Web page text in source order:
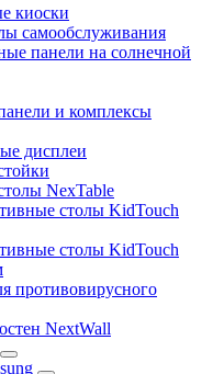
киоски
самообслуживания
панели на солнечной
и комплексы
дисплеи
NexTable
столы KidTouch
столы KidTouch
противовирусного
NextWall